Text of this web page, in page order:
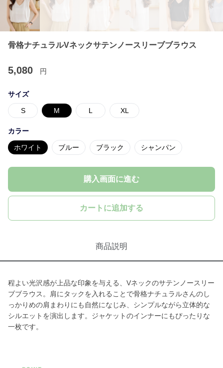
骨格ナチュラルVネックサテンノースリーブブラウス
5,080 円
サイズ
S M L XL
カラー
ホワイト ブルー ブラック シャンパン
購入画面に進む
カートに追加する
商品説明
程よい光沢感が上品な印象を与える、Vネックのサテンノースリー
ブブラウス。肩にタックを入れることで骨格ナチュラルさんのし
っかりめの肩まわりにも自然になじみ、シンプルながら立体的な
シルエットを演出します。ジャケットのインナーにもぴったりな
一枚です。